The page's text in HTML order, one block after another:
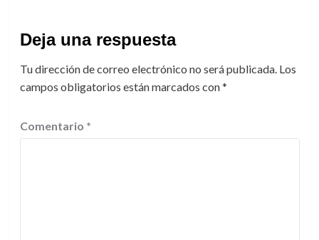
Deja una respuesta
Tu dirección de correo electrónico no será publicada. Los
campos obligatorios están marcados con*
Comentario *